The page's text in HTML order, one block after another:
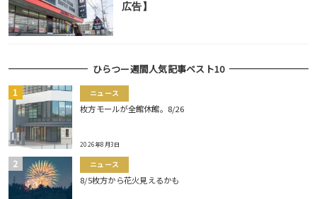
広告】
ひらつー週間人気記事ベスト10
ニュース
枚方モールが全館休館。8/26
2026年8月3日
ニュース
8/5枚方から花火見えるかも